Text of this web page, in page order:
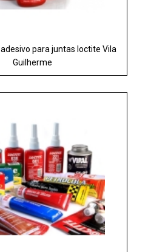
para juntas loctite Vila
Guilherme